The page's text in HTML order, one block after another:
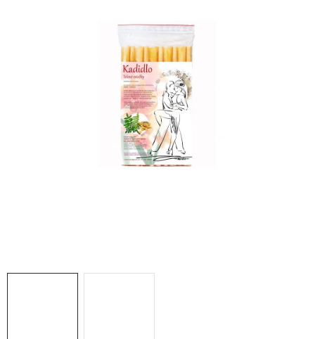
MÉZ AJÁNDÉKCSOMAGOK
A MÉHÉSZETI TERMÉKEK KIEGÉSZÍTŐI